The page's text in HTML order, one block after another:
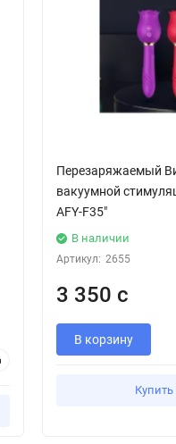
Перезаряжаемый
вакуумной
AFY-F35"
В наличии
Артикул: 2655
3 350 с
В корзину